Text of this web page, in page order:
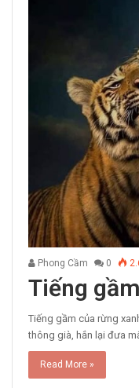
Phong Cầm 0
Tiếng
Tiếng gầm của rừng
thông già, hắn lại đưa
Read More »